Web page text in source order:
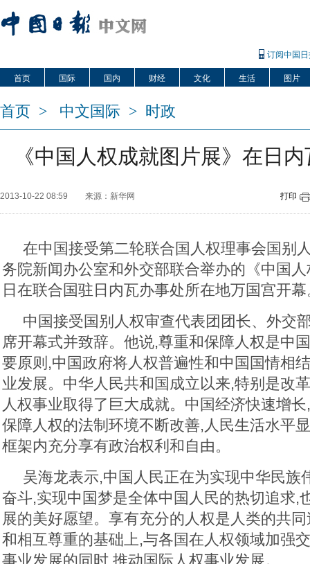
订阅中国
首页 国际 国内 财经 文化 生活 图片
首页 > 中文国际 > 时政
《中国人权成就图片展》在日
2013-10-22 08:59 来源：新华网 打印
在中国接受第二轮联合国人权理事会国别
务院新闻办公室和外交部联合举办的《中国
日在联合国驻日内瓦办事处所在地万国宫开幕
中国接受国别人权审查代表团团长、外交
席开幕式并致辞。他说,尊重和保障人权是中
要原则,中国政府将人权普遍性和中国国情相
业发展。中华人民共和国成立以来,特别是改
人权事业取得了巨大成就。中国经济快速增
保障人权的法制环境不断改善,人民生活水平
框架内充分享有政治权利和自由。
吴海龙表示,中国人民正在为实现中华民族
奋斗,实现中国梦是全体中国人民的热切追求,
展的美好愿望。享有充分的人权是人类的共
和相互尊重的基础上,与各国在人权领域加强
事业发展的同时,推动国际人权事业发展。